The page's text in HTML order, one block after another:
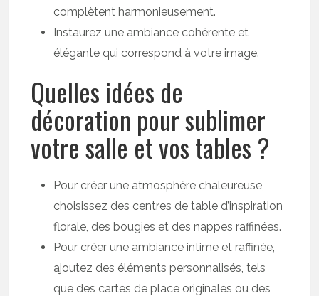
complètent harmonieusement.
Instaurez une ambiance cohérente et
élégante qui correspond à votre image.
Quelles idées de
décoration pour sublimer
votre salle et vos tables ?
Pour créer une atmosphère chaleureuse,
choisissez des centres de table d’inspiration
florale, des bougies et des nappes raffinées.
Pour créer une ambiance intime et raffinée,
ajoutez des éléments personnalisés, tels
que des cartes de place originales ou des